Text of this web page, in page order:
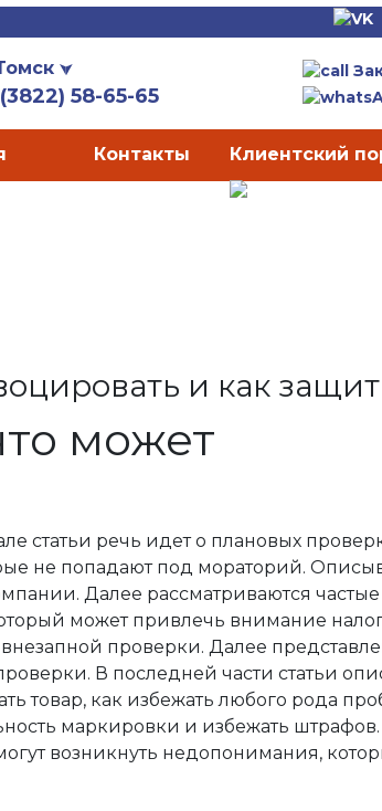
58-65-65
Контакты Клиентский
и как
может
статьи речь идет о плановых
не попадают под мораторий.
Далее рассматриваются
может привлечь внимание
проверки. Далее
В последней части статьи
товар, как избежать любого рода
маркировки и избежать штрафов.
возникнуть недопонимания,